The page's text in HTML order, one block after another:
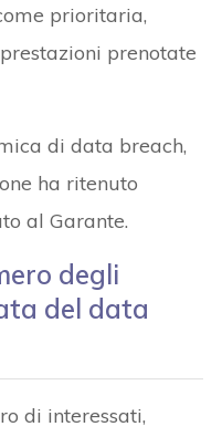
prioritaria,
prenotate
di data breach,
ha ritenuto
al Garante.
degli
del data
di interessati,